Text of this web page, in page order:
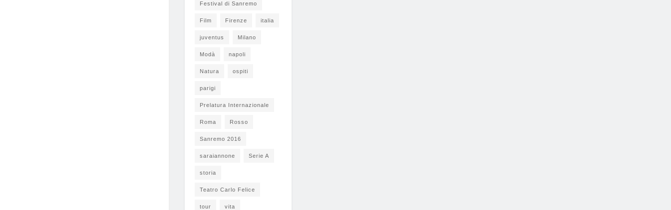
Festival di Sanremo
Film Firenze italia
juventus Milano
Modà napoli
Natura ospiti
parigi
Prelatura Internazionale
Roma Rosso
Sanremo 2016
saraiannone Serie A
storia
Teatro Carlo Felice
tour vita